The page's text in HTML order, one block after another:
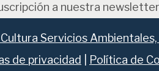
a nuestra
Servicios Ambientales,
de privacidad Política de